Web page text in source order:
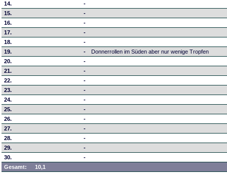
14.
-
15.
-
16.
-
17.
-
18.
-
19.
-
Donnerrollen im Süden aber nur wenige Tropfen
20.
-
21.
-
22.
-
23.
-
24.
-
25.
-
26.
-
27.
-
28.
-
29.
-
30.
-
Gesamt:
10,1